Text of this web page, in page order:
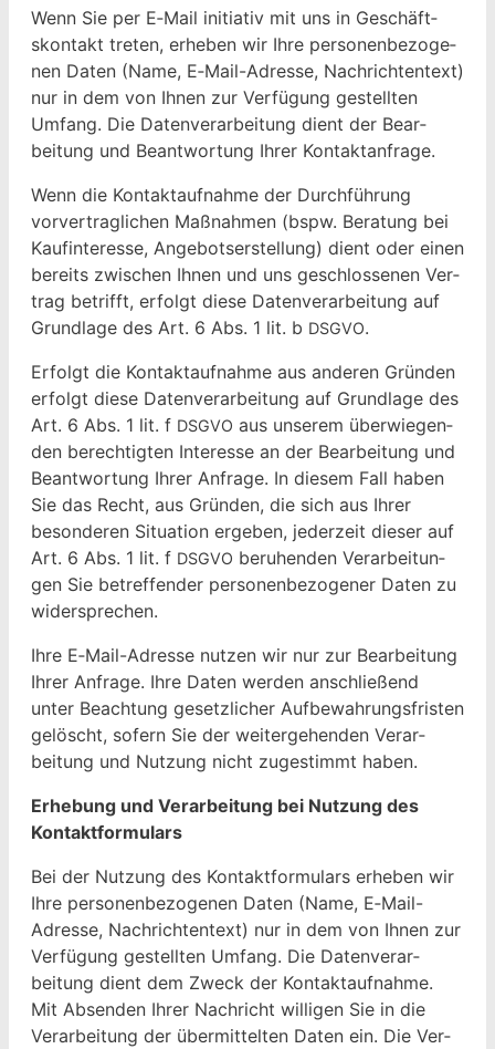
Wenn Sie per E‑Mail ini­tia­tiv mit uns in Geschäft­
skon­takt treten, erheben wir Ihre per­so­n­en­be­zo­ge­
nen Dat­en (Name, E‑Mail-Adresse, Nachrich­t­en­text)
nur in dem von Ihnen zur Ver­fü­gung gestell­ten
Umfang. Die Daten­ver­ar­beitung dient der Bear­
beitung und Beant­wor­tung Ihrer Kontaktanfrage.
Wenn die Kon­tak­tauf­nahme der Durch­führung
vorver­traglichen Maß­nah­men (bspw. Beratung bei
Kaufin­ter­esse, Ange­bot­ser­stel­lung) dient oder einen
bere­its zwis­chen Ihnen und uns geschlosse­nen Ver­
trag bet­rifft, erfol­gt diese Daten­ver­ar­beitung auf
Grund­lage des Art. 6 Abs. 1 lit. b DSGVO.
Erfol­gt die Kon­tak­tauf­nahme aus anderen Grün­den
erfol­gt diese Daten­ver­ar­beitung auf Grund­lage des
Art. 6 Abs. 1 lit. f DSGVO aus unserem über­wiegen­
den berechtigten Inter­esse an der Bear­beitung und
Beant­wor­tung Ihrer Anfrage. In diesem Fall haben
Sie das Recht, aus Grün­den, die sich aus Ihrer
beson­deren Sit­u­a­tion ergeben, jed­erzeit dieser auf
Art. 6 Abs. 1 lit. f DSGVO beruhen­den Ver­ar­beitun­
gen Sie betr­e­f­fend­er per­so­n­en­be­zo­gen­er Dat­en zu
widersprechen.
Ihre E‑Mail-Adresse nutzen wir nur zur Bear­beitung
Ihrer Anfrage. Ihre Dat­en wer­den anschließend
unter Beach­tung geset­zlich­er Auf­be­wahrungs­fris­ten
gelöscht, sofern Sie der weit­erge­hen­den Ver­ar­
beitung und Nutzung nicht zuges­timmt haben.
Erhe­bung und Ver­ar­beitung bei Nutzung des
Kontaktformulars
Bei der Nutzung des Kon­tak­t­for­mu­la­rs erheben wir
Ihre per­so­n­en­be­zo­ge­nen Dat­en (Name, E‑Mail-
Adresse, Nachrich­t­en­text) nur in dem von Ihnen zur
Ver­fü­gung gestell­ten Umfang. Die Daten­ver­ar­
beitung dient dem Zweck der Kon­tak­tauf­nahme.
Mit Absenden Ihrer Nachricht willi­gen Sie in die
Ver­ar­beitung der über­mit­tel­ten Dat­en ein. Die Ver­